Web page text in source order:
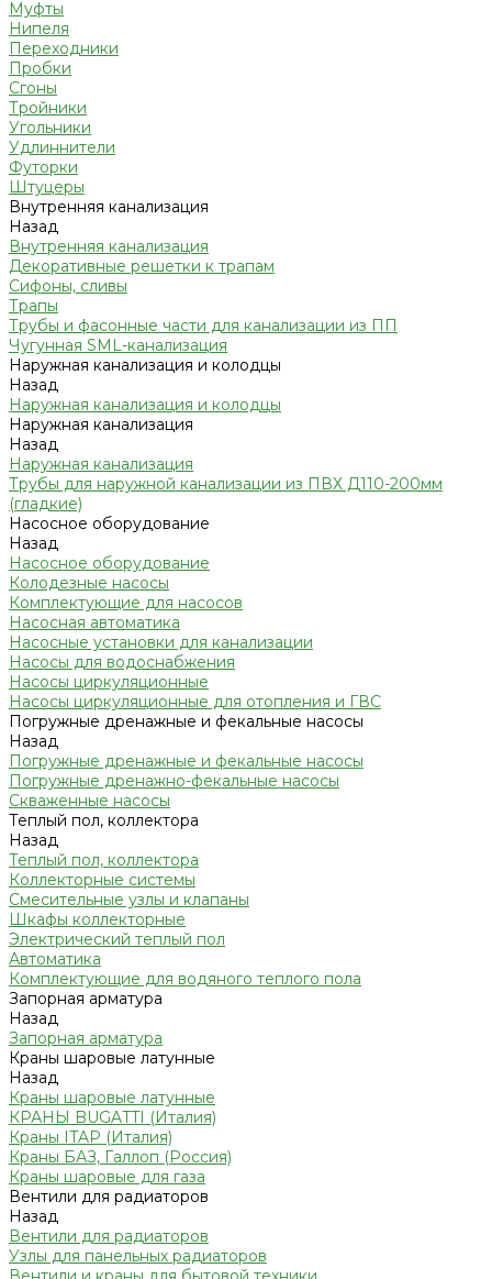
Муфты
Нипеля
Переходники
Пробки
Сгоны
Тройники
Угольники
Удлиннители
Футорки
Штуцеры
Внутренняя канализация
Назад
Внутренняя канализация
Декоративные решетки к трапам
Сифоны, сливы
Трапы
Трубы и фасонные части для канализации из ПП
Чугунная SML-канализация
Наружная канализация и колодцы
Назад
Наружная канализация и колодцы
Наружная канализация
Назад
Наружная канализация
Трубы для наружной канализации из ПВХ Д110-200мм
(гладкие)
Насосное оборудование
Назад
Насосное оборудование
Колодезные насосы
Комплектующие для насосов
Насосная автоматика
Насосные установки для канализации
Насосы для водоснабжения
Насосы циркуляционные
Насосы циркуляционные для отопления и ГВС
Погружные дренажные и фекальные насосы
Назад
Погружные дренажные и фекальные насосы
Погружные дренажно-фекальные насосы
Скваженные насосы
Теплый пол, коллектора
Назад
Теплый пол, коллектора
Коллекторные системы
Смесительные узлы и клапаны
Шкафы коллекторные
Электрический теплый пол
Автоматика
Комплектующие для водяного теплого пола
Запорная арматура
Назад
Запорная арматура
Краны шаровые латунные
Назад
Краны шаровые латунные
КРАНЫ BUGATTI (Италия)
Краны ITAP (Италия)
Краны БАЗ, Галлоп (Россия)
Краны шаровые для газа
Вентили для радиаторов
Назад
Вентили для радиаторов
Узлы для панельных радиаторов